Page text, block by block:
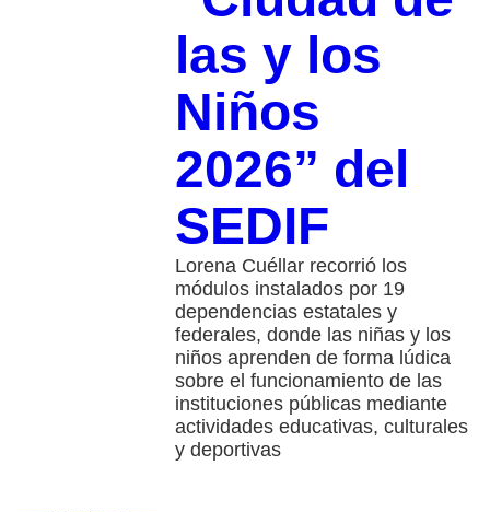
las y los
Niños
2026” del
SEDIF
Lorena Cuéllar recorrió los
módulos instalados por 19
dependencias estatales y
federales, donde las niñas y los
niños aprenden de forma lúdica
sobre el funcionamiento de las
instituciones públicas mediante
actividades educativas, culturales
y deportivas